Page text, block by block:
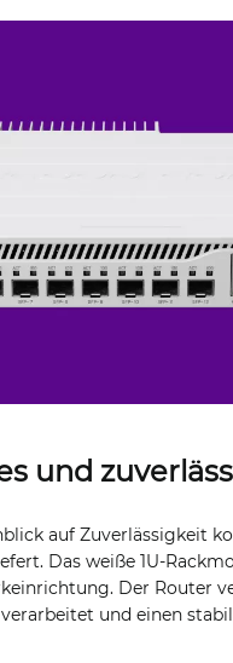
und
auf
Das weiße 1U-
Der Router
und einen